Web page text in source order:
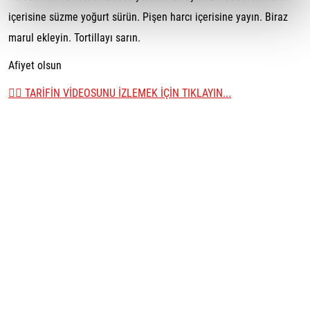
içerisine süzme yoğurt sürün. Pişen harcı içerisine yayın. Biraz
marul ekleyin. Tortillayı sarın.
Afiyet olsun
👉🏼 TARİFİN VİDEOSUNU İZLEMEK İÇİN TIKLAYIN...